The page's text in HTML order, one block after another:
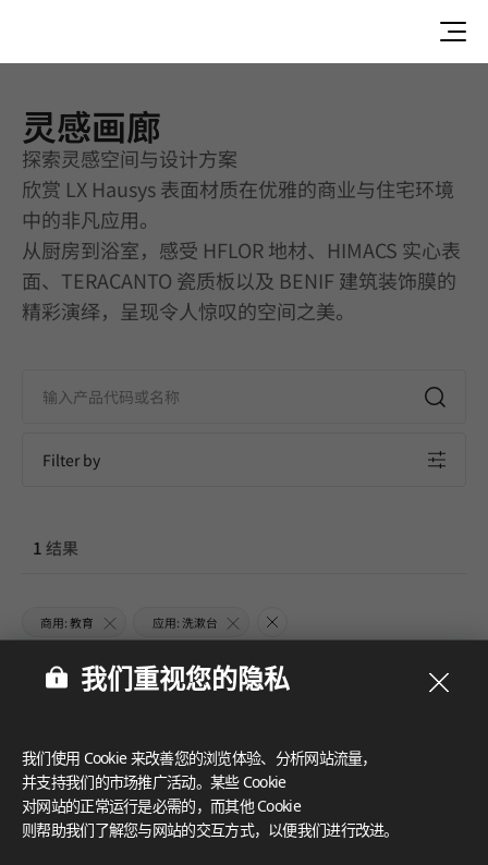
灵感画廊 | Vanity | Application
灵感画廊
探索灵感空间与设计方案
欣赏 LX Hausys 表面材质在优雅的商业与住宅环境
中的非凡应用。
从厨房到浴室，感受 HFLOR 地材、HIMACS 实心表
面、TERACANTO 瓷质板以及 BENIF 建筑装饰膜的
精彩演绎，呈现令人惊叹的空间之美。
Filter by
1结果
商用: 教育 应用: 洗漱台
我们重视您的隐私
我们使用 Cookie 来改善您的浏览体验、分析网站流量，
并支持我们的市场推广活动。某些 Cookie
对网站的正常运行是必需的，而其他 Cookie
则帮助我们了解您与网站的交互方式，以便我们进行改进。